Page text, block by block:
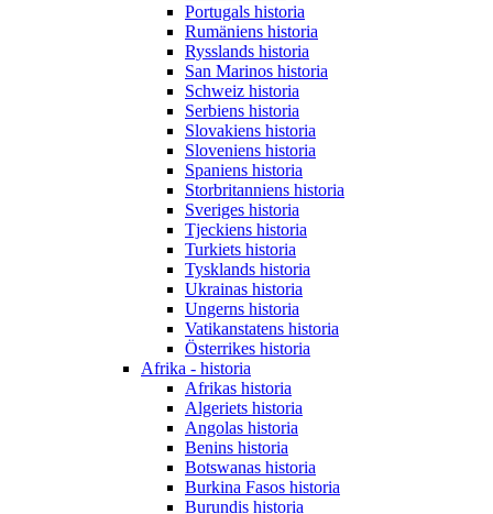
Portugals historia
Rumäniens historia
Rysslands historia
San Marinos historia
Schweiz historia
Serbiens historia
Slovakiens historia
Sloveniens historia
Spaniens historia
Storbritanniens historia
Sveriges historia
Tjeckiens historia
Turkiets historia
Tysklands historia
Ukrainas historia
Ungerns historia
Vatikanstatens historia
Österrikes historia
Afrika - historia
Afrikas historia
Algeriets historia
Angolas historia
Benins historia
Botswanas historia
Burkina Fasos historia
Burundis historia